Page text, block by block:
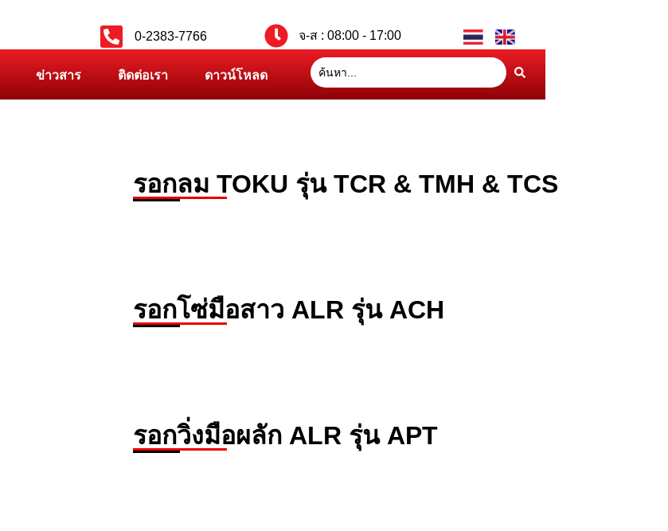
0-2383-7766 จ-ส : 08:00 - 17:00
ข่าวสาร ติดต่อเรา ดาวน์โหลด
รอกลม TOKU รุ่น TCR & TMH & TCS
รอกโซ่มือสาว ALR รุ่น ACH
รอกวิ่งมือผลัก ALR รุ่น APT